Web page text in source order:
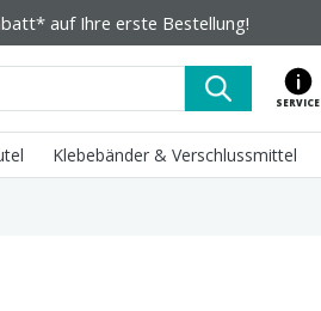
auf Ihre erste Bestellung!
SERVICE
Klebebänder & Verschlussmittel